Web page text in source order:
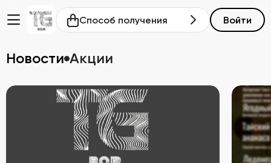
Способ получения Войти
Новости Акции